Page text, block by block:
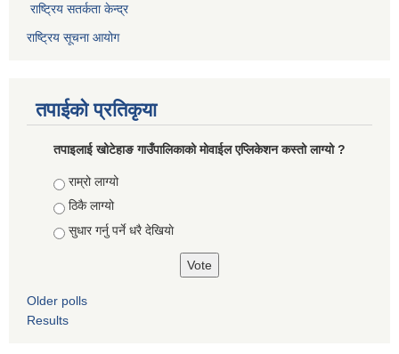
राष्ट्रिय सतर्कता केन्द्र
राष्ट्रिय सूचना आयोग
तपाईको प्रतिकृया
तपाइलाई खोटेहाङ गाउँपालिकाको माेवाईल एप्लिकेशन कस्तो लाग्यो ?
Choices
राम्रो लाग्यो
ठिकै लाग्यो
सुधार गर्नु पर्ने धरै देखियाे
Older polls
Results